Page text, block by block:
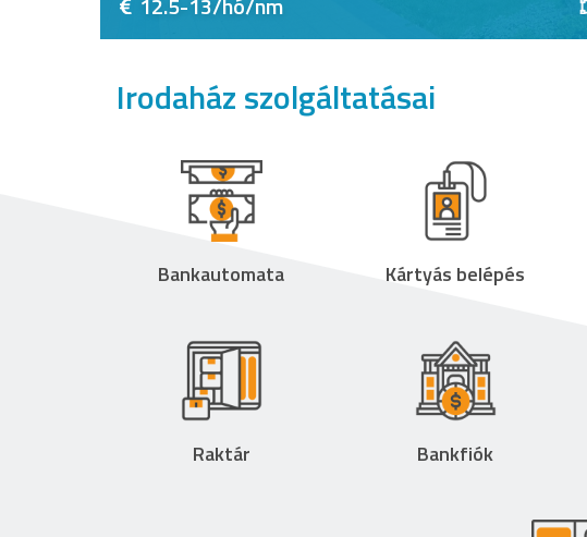
Irodaház szolgáltatásai
Bankautomata Kártyás belépés
Raktár Bankfiók